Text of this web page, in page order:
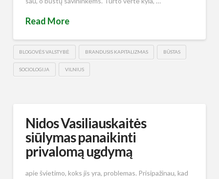
Read More
BLOGOVĖS VALSTYBĖ BRANDUSIS KAPITALIZMAS BŪSTAS
SOCIOLOGIJA VILNIUS
Nidos Vasiliauskaitės
siūlymas panaikinti
privalomą ugdymą
apie švietimo, koks jis yra, problemas. Prisipažinau, kad